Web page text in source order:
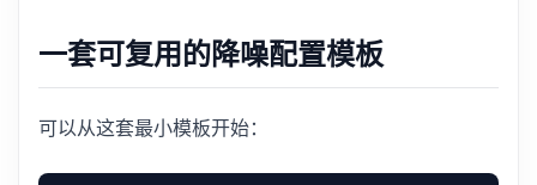
一套可复用的降噪配置模板
可以从这套最小模板开始：